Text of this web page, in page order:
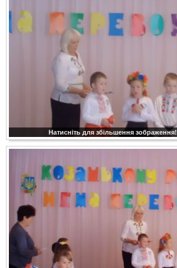
Натисніть для збільшення зображення!